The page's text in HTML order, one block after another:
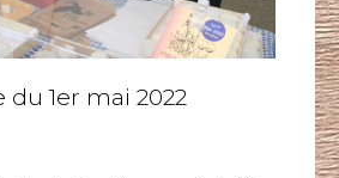
du 1er mai 2022